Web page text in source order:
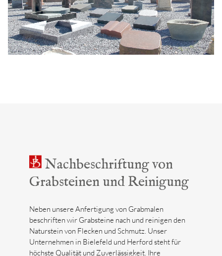
Nachbeschriftung von
Grabsteinen und Reinigung
Neben unsere Anfertigung von Grabmalen
beschriften wir Grabsteine nach und reinigen den
Naturstein von Flecken und Schmutz. Unser
Unternehmen in Bielefeld und Herford steht für
höchste Qualität und Zuverlässigkeit. Ihre